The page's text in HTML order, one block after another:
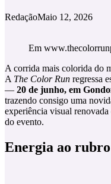
RedaçãoMaio 12, 2026
Em
A corrida mais colorida do
A The Color Run regressa
— 20 de junho, em
trazendo consigo uma
experiência visual
do evento.
Energia ao rubro